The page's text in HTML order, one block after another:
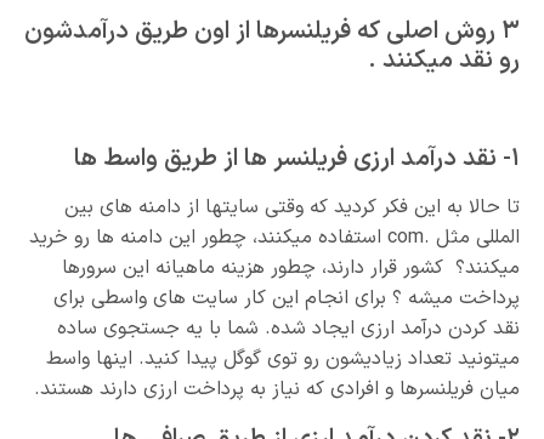
۳ روش اصلی که فریلنسرها از اون طریق درآمدشون
رو نقد میکنند .
۱- نقد درآمد ارزی فریلنسر ها از طریق واسط ها
تا حالا به این فکر کردید که وقتی سایتها از دامنه های بین
المللی مثل .com استفاده میکنند، چطور این دامنه ها رو خرید
میکنند؟ کشور قرار دارند، چطور هزینه ماهیانه این سرورها
پرداخت میشه ؟ برای انجام این کار سایت های واسطی برای
نقد کردن درآمد ارزی ایجاد شده. شما با یه جستجوی ساده
میتونید تعداد زیادیشون رو توی گوگل پیدا کنید. اینها واسط
میان فریلنسرها و افرادی که نیاز به پرداخت ارزی دارند هستند.